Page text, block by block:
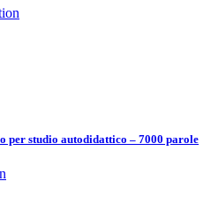
per studio autodidattico – 7000 parole